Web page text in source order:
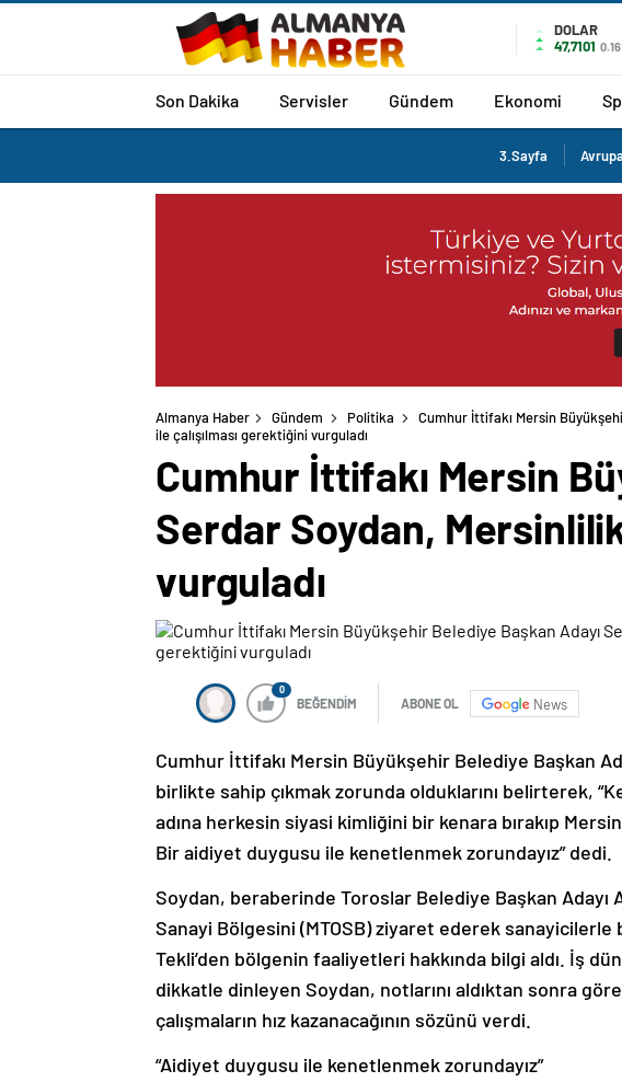
DOLAR
47,7101
Son Dakika Servisler Gündem Ekonomi
3.Sayfa Avrupa
Almanya Haber Gündem Politika
Cumhur İttifakı Mersin
ile çalışılması gerektiğini vurguladı
Cumhur İttifakı Mersin
Serdar Soydan,
vurguladı
0
BEĞENDİM ABONE OL News
Cumhur İttifakı Mersin Büyükşehir Belediye Başkan
birlikte sahip çıkmak zorunda olduklarını belirterek,
adına herkesin siyasi kimliğini bir kenara bırakıp
Bir aidiyet duygusu ile kenetlenmek zorundayız” dedi.
Soydan, beraberinde Toroslar Belediye Başkan Adayı
Sanayi Bölgesini (MTOSB) ziyaret ederek sanayicilerle
Tekli’den bölgenin faaliyetleri hakkında bilgi aldı. İş
dikkatle dinleyen Soydan, notlarını aldıktan sonra
çalışmaların hız kazanacağının sözünü verdi.
“Aidiyet duygusu ile kenetlenmek zorundayız”